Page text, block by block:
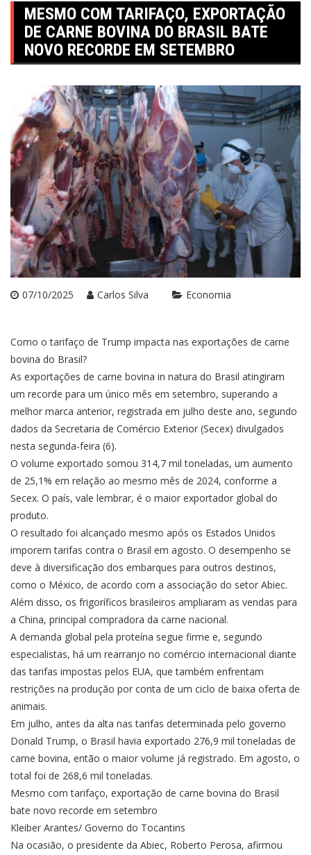
MESMO COM TARIFAÇO, EXPORTAÇÃO
DE CARNE BOVINA DO BRASIL BATE
NOVO RECORDE EM SETEMBRO
07/10/2025 Carlos Silva Economia
Como o tarifaço de Trump impacta nas exportações de carne
bovina do Brasil?
As exportações de carne bovina in natura do Brasil atingiram
um recorde para um único mês em setembro, superando a
melhor marca anterior, registrada em julho deste ano, segundo
dados da Secretaria de Comércio Exterior (Secex) divulgados
nesta segunda-feira (6).
O volume exportado somou 314,7 mil toneladas, um aumento
de 25,1% em relação ao mesmo mês de 2024, conforme a
Secex. O país, vale lembrar, é o maior exportador global do
produto.
O resultado foi alcançado mesmo após os Estados Unidos
imporem tarifas contra o Brasil em agosto. O desempenho se
deve à diversificação dos embarques para outros destinos,
como o México, de acordo com a associação do setor Abiec.
Além disso, os frigoríficos brasileiros ampliaram as vendas para
a China, principal compradora da carne nacional.
A demanda global pela proteína segue firme e, segundo
especialistas, há um rearranjo no comércio internacional diante
das tarifas impostas pelos EUA, que também enfrentam
restrições na produção por conta de um ciclo de baixa oferta de
animais.
Em julho, antes da alta nas tarifas determinada pelo governo
Donald Trump, o Brasil havia exportado 276,9 mil toneladas de
carne bovina, então o maior volume já registrado. Em agosto, o
total foi de 268,6 mil toneladas.
Mesmo com tarifaço, exportação de carne bovina do Brasil
bate novo recorde em setembro
Kleiber Arantes/ Governo do Tocantins
Na ocasião, o presidente da Abiec, Roberto Perosa, afirmou